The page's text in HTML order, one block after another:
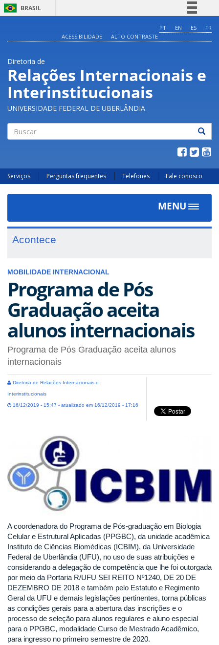
BRASIL
Comunica BR
Acesso à informação
Legislação
Canais
PT EN ES
FR
ACESSIBILIDADE
ALTO CONTRASTE
Diretoria de
Relações Internacionais e
Interinstitucionais
UNIVERSIDADE FEDERAL DE UBERLÂNDIA
Serviços Perguntas frequentes Telefones Fale conosco
MENU
Toggle
Acontece
MOBILIDADE INTERNACIONAL
Programa de Pós
Graduação aceita
alunos internacionais
Programa de Pós Graduação aceita alunos
internacionais
Diretoria de Relações Internacionais e
Interinstitucionais
16/12/2019 - 15:47 - atualizado em 16/12/2019 - 17:16
A coordenadora do Programa de Pós-graduação em Biologia
Celular e Estrutural Aplicadas (PPGBC), da unidade acadêmica
Instituto de Ciências Biomédicas (ICBIM), da Universidade
Federal de Uberlândia (UFU), no uso de suas atribuições e
considerando a delegação de competência que lhe foi outorgada
por meio da Portaria R/UFU SEI REITO Nº1240, DE 20 DE
DEZEMBRO DE 2018 e também pelo Estatuto e Regimento
Geral da UFU e demais legislações pertinentes, torna públicas
as condições gerais para a abertura das inscrições e o
processo de seleção para alunos regulares e aluno especial
para o PPGBC, modalidade Curso de Mestrado Acadêmico,
para ingresso no primeiro semestre de 2020.